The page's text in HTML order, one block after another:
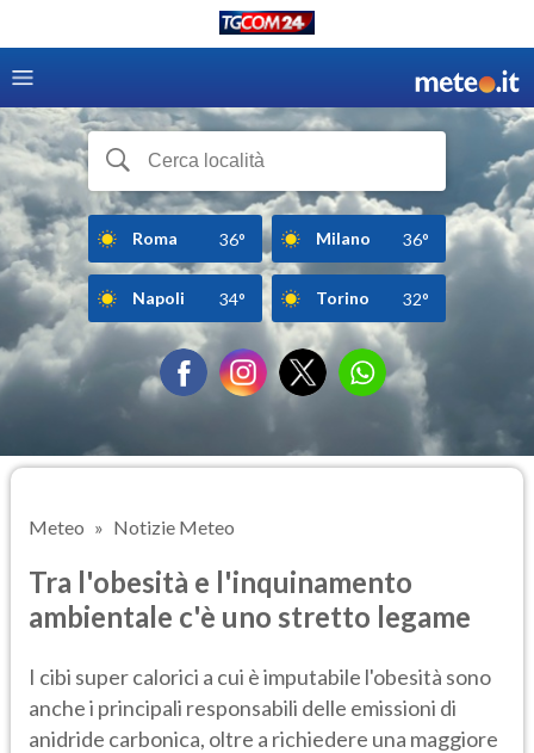
Roma 36° Milano 36°
Napoli 34° Torino 32°
Meteo Notizie Meteo
Tra l'obesità e l'inquinamento
ambientale c'è uno stretto legame
I cibi super calorici a cui è imputabile l'obesità sono
anche i principali responsabili delle emissioni di
anidride carbonica, oltre a richiedere una maggiore